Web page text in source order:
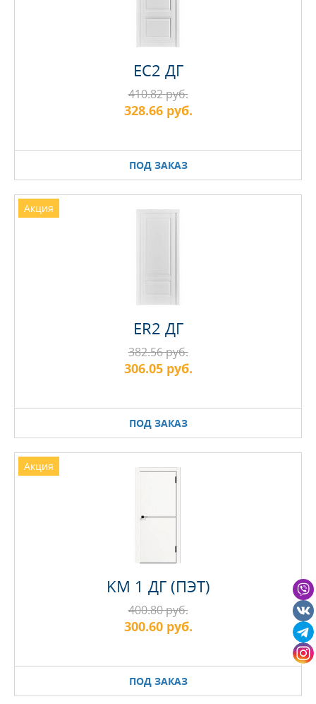
EC2 ДГ
ПОД ЗАКАЗ
410.82 руб.
328.66 руб.
Акция
ER2 ДГ
ПОД ЗАКАЗ
382.56 руб.
306.05 руб.
Акция
KM 1 ДГ (ПЭТ)
ПОД ЗАКАЗ
400.80 руб.
300.60 руб.